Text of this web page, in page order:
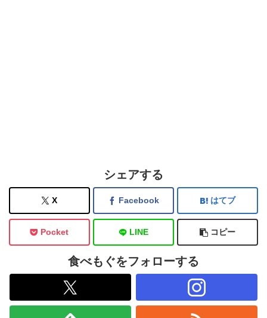
シェアする
X Facebook はてブ
Pocket LINE コピー
食べもぐをフォローする